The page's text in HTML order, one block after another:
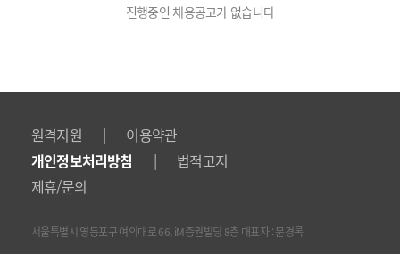
진행중인 채용공고가 없습니다
원격지원 |
이용약관
개인정보처리방침
|
법적고지
제휴/문의
서울특별시 영등포구 여의대로 66, iM증권빌딩 8층 대표자 : 문경록